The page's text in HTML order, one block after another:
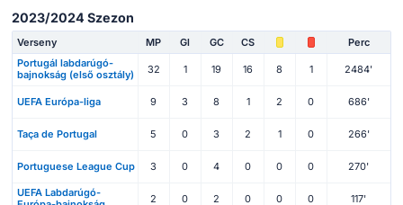
2023/2024 Szezon
Verseny MP Gl GC CS
Perc
Portugál labdarúgó-
bajnokság (első osztály)
32 1 19 16 8 1 2484'
UEFA Európa-liga 9 3 8 1 2 0 686'
Taça de Portugal 5 0 3 2 1 0 266'
Portuguese League Cup 3 0 4 0 0 0 270'
UEFA Labdarúgó-
2 0 2 0 0 0 117'